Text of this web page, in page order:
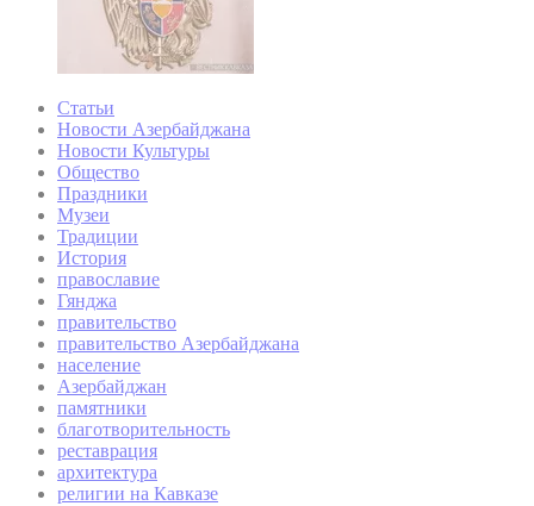
Статьи
Новости Азербайджана
Новости Культуры
Общество
Праздники
Музеи
Традиции
История
православие
Гянджа
правительство
правительство Азербайджана
население
Азербайджан
памятники
благотворительность
реставрация
архитектура
религии на Кавказе